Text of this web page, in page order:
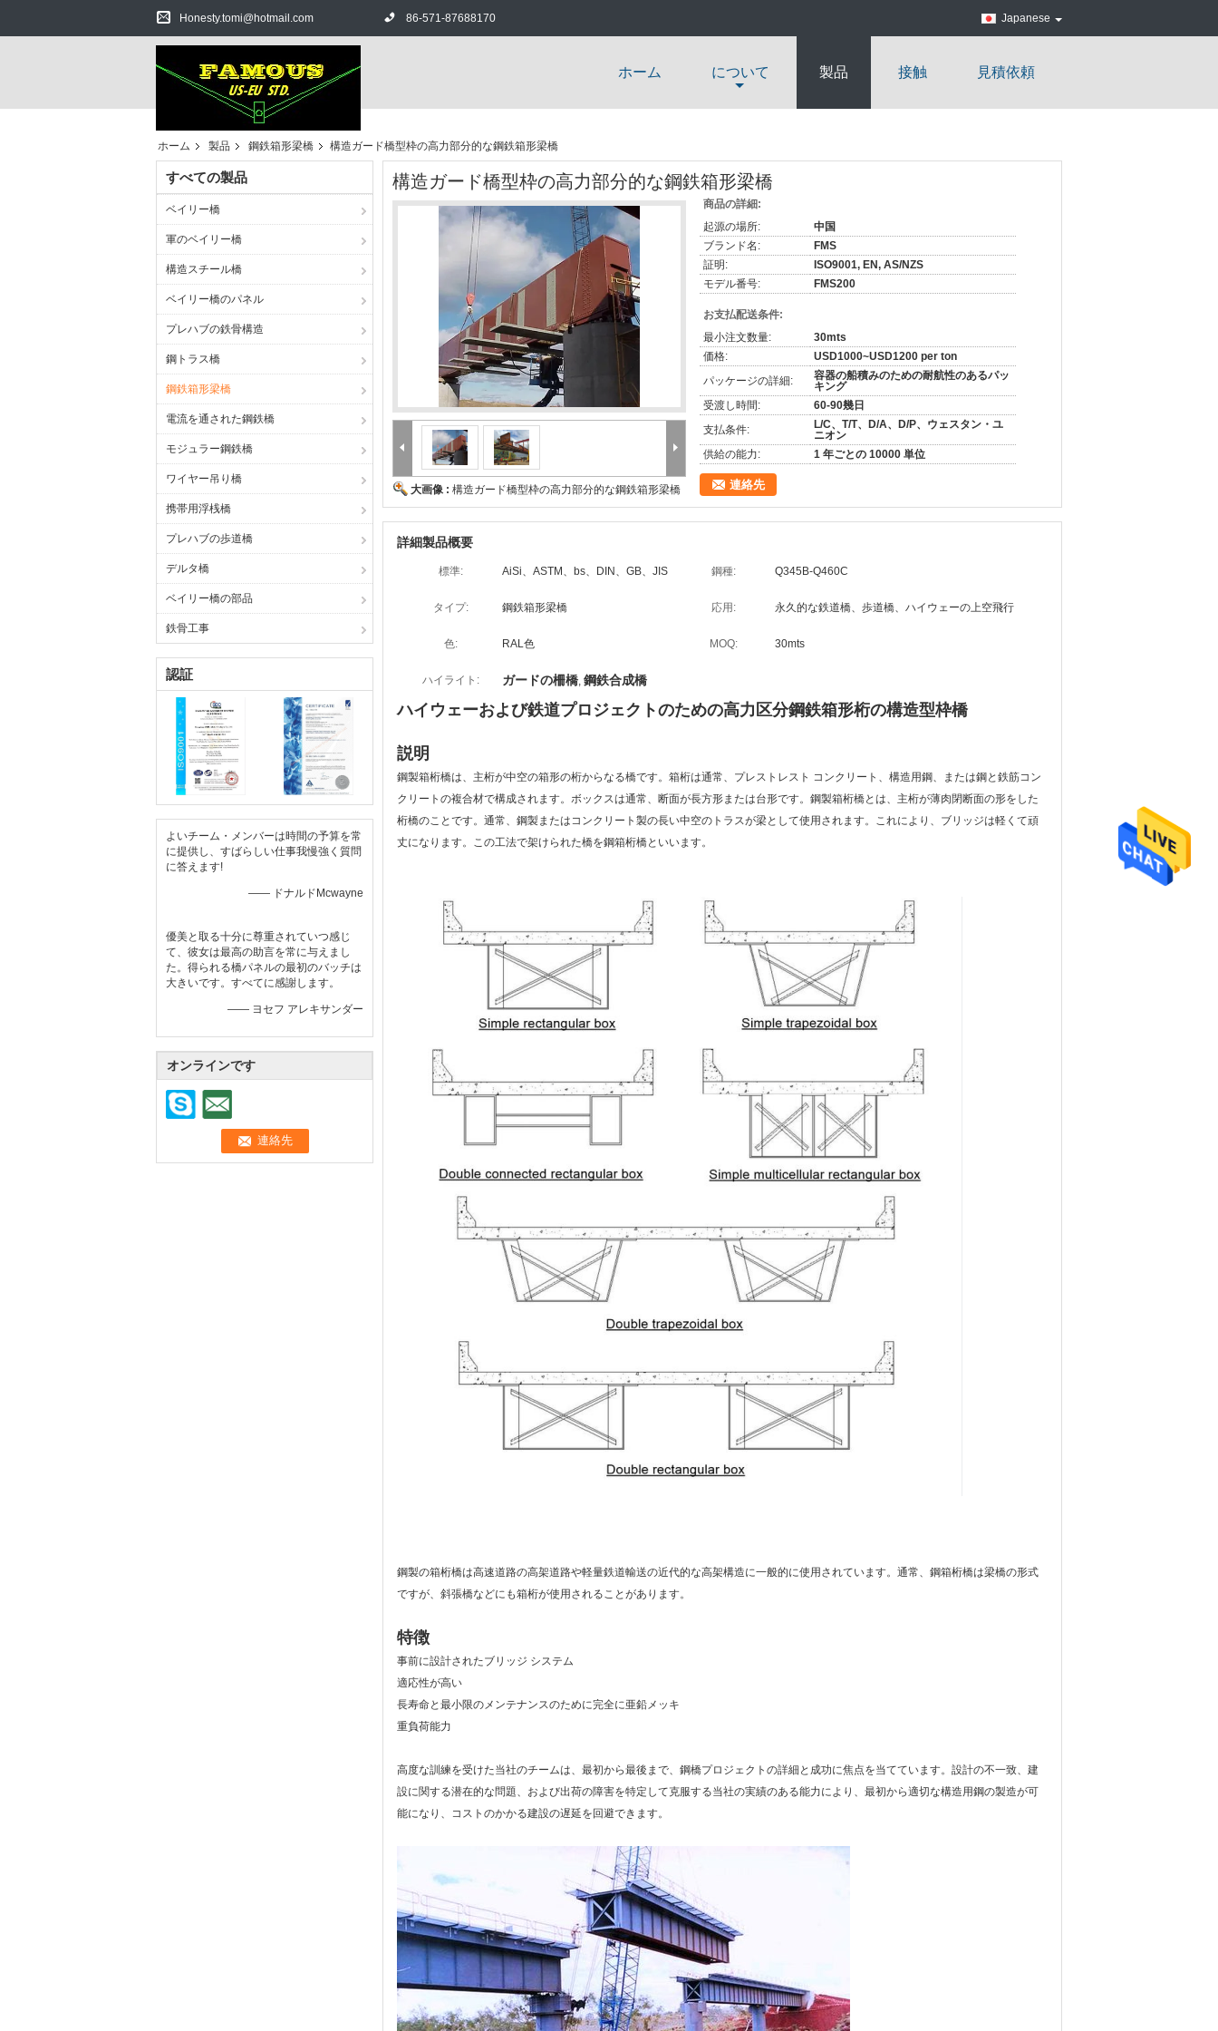
Honesty.tomi@hotmail.com 86-571-87688170 Japanese
ホーム について 製品 接触 見積依頼
ホーム 製品 鋼鉄箱形梁橋 構造ガード橋型枠の高力部分的な鋼鉄箱形梁橋
すべての製品
ベイリー橋
軍のベイリー橋
構造スチール橋
ベイリー橋のパネル
プレハブの鉄骨構造
鋼トラス橋
鋼鉄箱形梁橋
電流を通された鋼鉄橋
モジュラー鋼鉄橋
ワイヤー吊り橋
携帯用浮桟橋
プレハブの歩道橋
デルタ橋
ベイリー橋の部品
鉄骨工事
認証
よいチーム・メンバーは時間の予算を常
に提供し、すばらしい仕事我慢強く質問
に答えます!
—— ドナルドMcwayne
優美と取る十分に尊重されていつ感じ
て、彼女は最高の助言を常に与えまし
た。得られる橋パネルの最初のバッチは
大きいです。すべてに感謝します。
—— ヨセフ アレキサンダー
オンラインです
構造ガード橋型枠の高力部分的な鋼鉄箱形梁橋
大画像 : 構造ガード橋型枠の高力部分的な鋼鉄箱形梁橋
商品の詳細:
起源の場所:
中国
ブランド名:
FMS
証明:
ISO9001, EN, AS/NZS
モデル番号:
FMS200
お支払配送条件:
最小注文数量:
30mts
価格:
USD1000~USD1200 per ton
パッケージの詳細:
容器の船積みのための耐航性のあるパッ
キング
受渡し時間:
60-90幾日
支払条件:
L/C、T/T、D/A、D/P、ウェスタン・ユ
ニオン
供給の能力:
1 年ごとの 10000 単位
連絡先
詳細製品概要
標準: AiSi、ASTM、bs、DIN、GB、JIS 鋼種: Q345B-Q460C
タイプ: 鋼鉄箱形梁橋 応用: 永久的な鉄道橋、歩道橋、ハイウェーの上空飛行
色: RAL色 MOQ: 30mts
ハイライト: ガードの柵橋, 鋼鉄合成橋
ハイウェーおよび鉄道プロジェクトのための高力区分鋼鉄箱形桁の構造型枠橋
説明
鋼製箱桁橋は、主桁が中空の箱形の桁からなる橋です。箱桁は通常、プレストレスト コンクリート、構造用鋼、または鋼と鉄筋コン
クリートの複合材で構成されます。ボックスは通常、断面が長方形または台形です。鋼製箱桁橋とは、主桁が薄肉閉断面の形をした
桁橋のことです。通常、鋼製またはコンクリート製の長い中空のトラスが梁として使用されます。これにより、ブリッジは軽くて頑
丈になります。この工法で架けられた橋を鋼箱桁橋といいます。
鋼製の箱桁橋は高速道路の高架道路や軽量鉄道輸送の近代的な高架構造に一般的に使用されています。通常、鋼箱桁橋は梁橋の形式
ですが、斜張橋などにも箱桁が使用されることがあります。
特徴
事前に設計されたブリッジ システム
適応性が高い
長寿命と最小限のメンテナンスのために完全に亜鉛メッキ
重負荷能力
高度な訓練を受けた当社のチームは、最初から最後まで、鋼橋プロジェクトの詳細と成功に焦点を当てています。設計の不一致、建
設に関する潜在的な問題、および出荷の障害を特定して克服する当社の実績のある能力により、最初から適切な構造用鋼の製造が可
能になり、コストのかかる建設の遅延を回避できます。